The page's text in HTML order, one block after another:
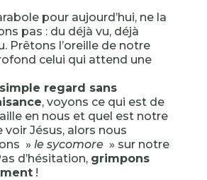
pour aujourd’hui, ne la
pas : du déjà vu, déjà
Prêtons l’oreille de notre
celui qui attend une
regard sans
, voyons ce qui est de
en nous et quel est notre
voir Jésus, alors nous
» le sycomore» sur notre
d’hésitation, grimpons
!